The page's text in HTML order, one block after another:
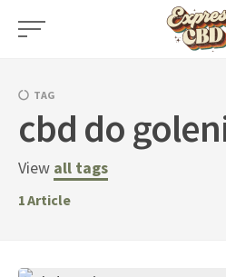
Skip
TAG
cbd do
View all tags
1Article